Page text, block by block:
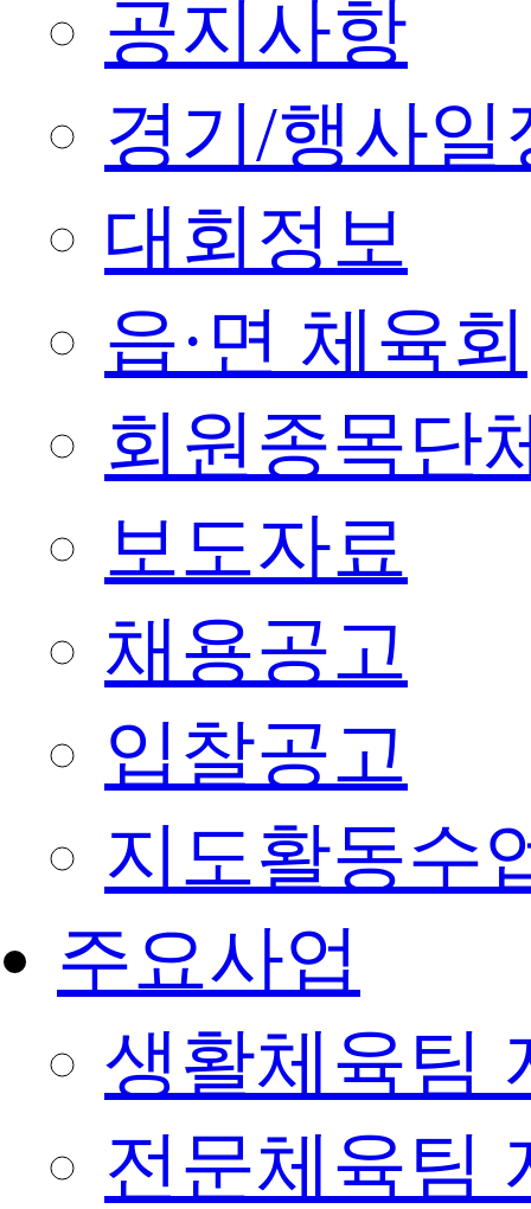
공지사항
경기/행사일
대회정보
읍·면 체육회
회원종목단
보도자료
채용공고
입찰공고
지도활동수
주요사업
생활체육팀
전문체육팀